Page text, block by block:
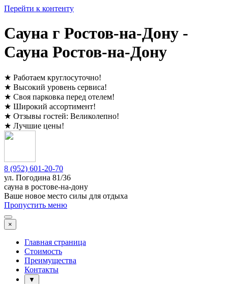
Перейти к контенту
Сауна г Ростов-на-Дону -
Сауна Ростов-на-Дону
★ Работаем круглосуточно!
★ Высокий уровень сервиса!
★ Своя парковка перед отелем!
★ Широкий ассортимент!
★ Отзывы гостей: Великолепно!
★ Лучшие цены!
8 (952) 601-20-70
ул. ​ Погодина 81/36
сауна в ростове-на-дону
Ваше новое место силы для отдыха
Пропустить меню
×
Главная страница
Стоимость
Преимущества
Контакты
▼